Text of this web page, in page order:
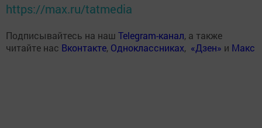
https://max.ru/tatmedia
Подписывайтесь на наш Telegram-канал, а также
читайте нас Вконтакте, Одноклассниках, «Дзен» и Макс